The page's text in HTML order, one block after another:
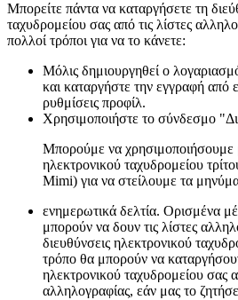
Μπορείτε πάντα να καταργήσετε τη
ταχυδρομείου σας από τις λίστες
πολλοί τρόποι για να το κάνετε:
Μόλις δημιουργηθεί ο
και καταργήστε την εγγραφή από
ρυθμίσεις προφίλ.
Χρησιμοποιήστε το σύνδεσμο
Μπορούμε να χρησιμοποιήσουμε
ηλεκτρονικού ταχυδρομείου
Mimi) για να στείλουμε τα
ενημερωτικά δελτία. Ορισμένα
μπορούν να δουν τις λίστες
διευθύνσεις ηλεκτρονικού
τρόπο θα μπορούν να
ηλεκτρονικού ταχυδρομείου σας
αλληλογραφίας, εάν μας το